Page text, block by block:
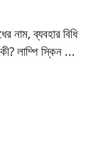
নাম, ব্যবহার বিধি
লাম্পি স্কিন ...